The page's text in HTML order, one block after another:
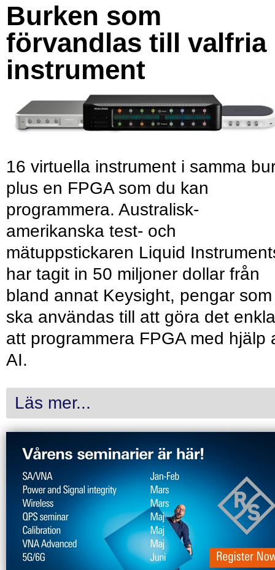
Burken som
förvandlas till valfria
instrument
16 virtuella instrument i samma
plus en FPGA som du kan
programmera. Australisk-
amerikanska test- och
mätuppstickaren Liquid
har tagit in 50 miljoner dollar från
bland annat Keysight, pengar som
ska användas till att göra det
att programmera FPGA med hjälp
AI.
Läs mer...